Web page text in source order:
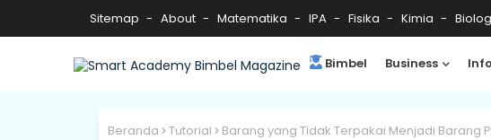
Sitemap About Matematika IPA Fisika Kimia
Bimbel Business Info
Beranda Tutorial Barang yang Tidak Terpakai Menjadi Barang